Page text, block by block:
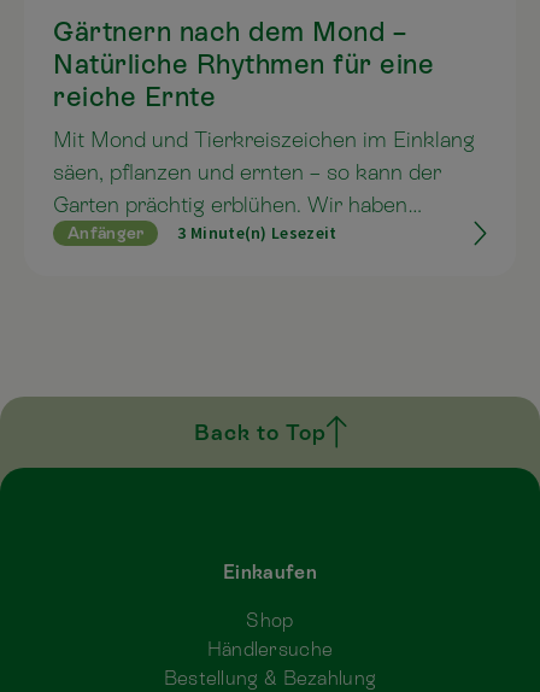
Gärtnern nach dem Mond –
Natürliche Rhythmen für eine
reiche Ernte
Mit Mond und Tierkreiszeichen im Einklang
säen, pflanzen und ernten – so kann der
Garten prächtig erblühen. Wir haben
wertvolle Tipps rund um’s Gärtnern mit dem
Anfänger 3 Minute(n) Lesezeit
Back to Top
Einkaufen
Shop
Händlersuche
Bestellung & Bezahlung